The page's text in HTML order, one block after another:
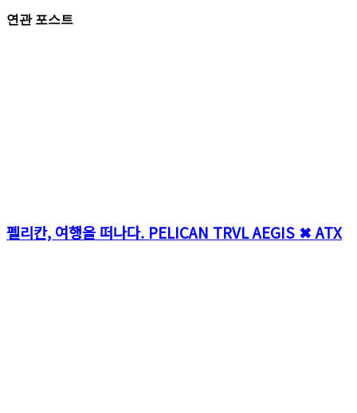
연관 포스트
펠리칸, 여행을 떠나다. PELICAN TRVL AEGIS ✖ ATX